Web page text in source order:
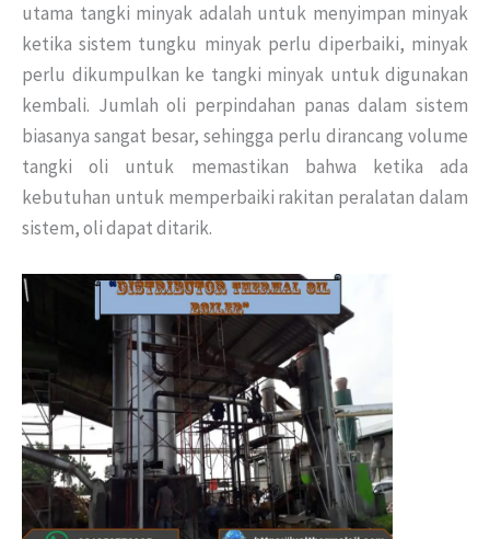
utama tangki minyak adalah untuk menyimpan minyak
ketika sistem tungku minyak perlu diperbaiki, minyak
perlu dikumpulkan ke tangki minyak untuk digunakan
kembali. Jumlah oli perpindahan panas dalam sistem
biasanya sangat besar, sehingga perlu dirancang volume
tangki oli untuk memastikan bahwa ketika ada
kebutuhan untuk memperbaiki rakitan peralatan dalam
sistem, oli dapat ditarik.